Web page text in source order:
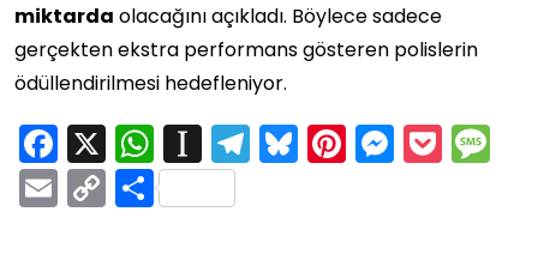
miktarda olacağını açıkladı. Böylece sadece
gerçekten ekstra performans gösteren polislerin
ödüllendirilmesi hedefleniyor.
Facebook
X WhatsApp
Instapaper
Telegram
Bluesky
Pinterest
EmailCopy
Link
Share